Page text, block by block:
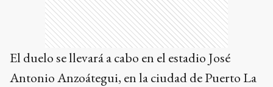
El duelo se llevará a cabo en el estadio José
Antonio Anzoátegui, en la ciudad de Puerto La